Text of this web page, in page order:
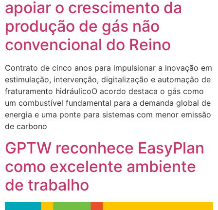
apoiar o crescimento da
produção de gás não
convencional do Reino
Contrato de cinco anos para impulsionar a inovação em
estimulação, intervenção, digitalização e automação de
fraturamento hidráulicoO acordo destaca o gás como
um combustível fundamental para a demanda global de
energia e uma ponte para sistemas com menor emissão
de carbono
GPTW reconhece EasyPlan
como excelente ambiente
de trabalho